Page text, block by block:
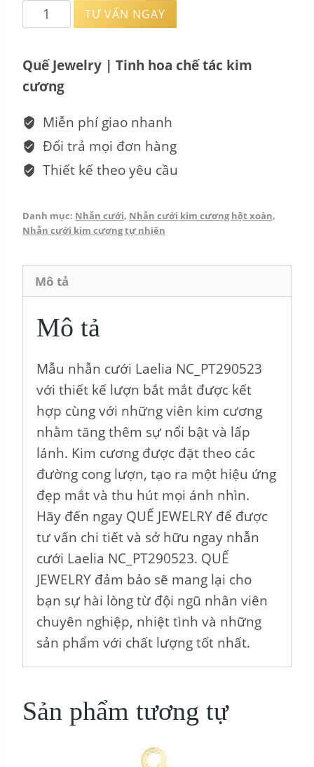
Nhẫn
cưới
Cương
-
Laelia
NC_PT290523
số
lượng
TƯ VẤN NGAY
Quế Jewelry | Tinh hoa chế tác kim
cương
Miễn phí giao nhanh
Đổi trả mọi đơn hàng
Thiết kế theo yêu cầu
Danh mục: Nhẫn cưới, Nhẫn cưới kim cương hột xoàn,
Nhẫn cưới kim cương tự nhiên
Mô tả
Mô tả
Mẫu nhẫn cưới Laelia NC_PT290523
với thiết kế lượn bắt mắt được kết
hợp cùng với những viên kim cương
nhằm tăng thêm sự nổi bật và lấp
lánh. Kim cương được đặt theo các
đường cong lượn, tạo ra một hiệu ứng
đẹp mắt và thu hút mọi ánh nhìn.
Hãy đến ngay QUẾ JEWELRY để được
tư vấn chi tiết và sở hữu ngay nhẫn
cưới Laelia NC_PT290523. QUẾ
JEWELRY đảm bảo sẽ mang lại cho
bạn sự hài lòng từ đội ngũ nhân viên
chuyên nghiệp, nhiệt tình và những
sản phẩm với chất lượng tốt nhất.
Sản phẩm tương tự